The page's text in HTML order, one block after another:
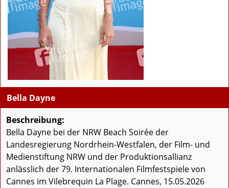
Bella Dayne
Beschreibung:
Bella Dayne bei der NRW Beach Soirée der
Landesregierung Nordrhein-Westfalen, der Film- und
Medienstiftung NRW und der Produktionsallianz
anlässlich der 79. Internationalen Filmfestspiele von
Cannes im Vilebrequin La Plage. Cannes, 15.05.2026